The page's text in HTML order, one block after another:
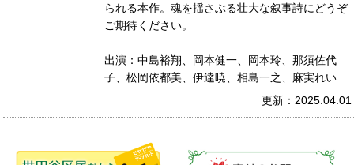
られる本作。魂を揺さぶる壮大な叙事詩にどうぞ
ご期待ください。
出演：中島裕翔、岡本健一、岡本玲、那須佐代
子、松岡依都美、伊達暁、相島一之、麻実れい
更新：2025.04.01